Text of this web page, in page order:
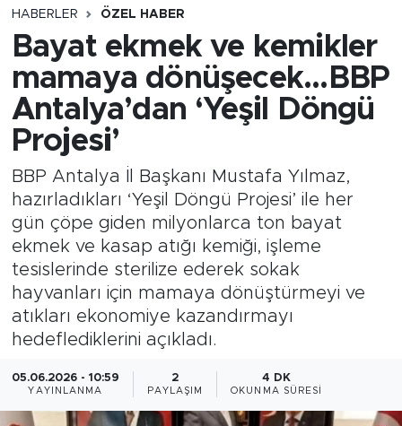
HABERLER ÖZEL HABER
Bayat ekmek ve kemikler
mamaya dönüşecek...BBP
Antalya’dan ‘Yeşil Döngü
Projesi’
BBP Antalya İl Başkanı Mustafa Yılmaz,
hazırladıkları ‘Yeşil Döngü Projesi’ ile her
gün çöpe giden milyonlarca ton bayat
ekmek ve kasap atığı kemiği, işleme
tesislerinde sterilize ederek sokak
hayvanları için mamaya dönüştürmeyi ve
atıkları ekonomiye kazandırmayı
hedeflediklerini açıkladı.
05.06.2026 - 10:59
YAYINLANMA
2
PAYLAŞIM
4 DK
OKUNMA SÜRESI
Gündem
İlçeler
Kültür- Sanat
Magazin
Özel Haber
Politika
Resmi İlanlar
Tüm Manşetler
Son Dakika Haberleri
Haber Arşivi